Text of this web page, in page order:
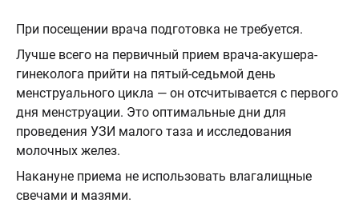
При посещении врача подготовка не требуется.
Лучше всего на первичный прием врача-акушера-
гинеколога прийти на пятый-седьмой день
менструального цикла — он отсчитывается с первого
дня менструации. Это оптимальные дни для
проведения УЗИ малого таза и исследования
молочных желез.
Накануне приема не использовать влагалищные
свечами и мазями.